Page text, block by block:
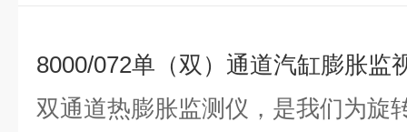
8000/072单（双）通道汽缸膨胀监
双通道热膨胀监测仪， 是我们为旋